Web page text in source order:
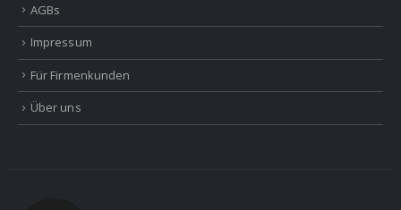
AGBs
Impressum
Für Firmenkunden
Über uns